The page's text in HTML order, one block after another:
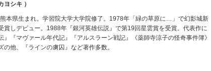
ヨシキ ）
本県生まれ。学習院大学大学院修了。1978年「緑の草原に…」で幻影城新
賞しデビュー。1988年『銀河英雄伝説』で第19回星雲賞を受賞。代表作に
』『マヴァール年代記』『アルスラーン戦記』《薬師寺涼子の怪奇事件簿》
の他、『ラインの虜囚』など著作多数。